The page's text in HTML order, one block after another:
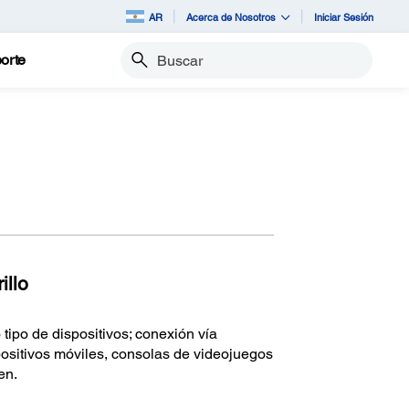
AR Acerca de Nosotros Iniciar Sesión
Buscar
de dispositivos; conexión vía
móviles, consolas de videojuegos